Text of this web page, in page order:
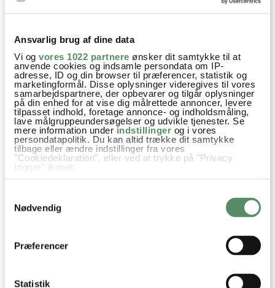
Ansvarlig brug af dine data
Vi og vores 1022 partnere ønsker dit samtykke til at
anvende cookies og indsamle persondata om IP-
adresse, ID og din browser til præferencer, statistik og
marketingformål. Disse oplysninger videregives til vores
samarbejdspartnere, der opbevarer og tilgår oplysninger
på din enhed for at vise dig målrettede annoncer, levere
tilpasset indhold, foretage annonce- og indholdsmåling,
lave målgruppeundersøgelser og udvikle tjenester. Se
mere information underindstillinger og i vores
persondatapolitik. Du kan altid trække dit samtykke
tilbage eller ændre indstillinger fra vores
"Cookiedeklaration", eller ved at trykke på "Privacy
trigger" ikonet.
Indsamle præcise oplysninger om din placering,
der kan være nøjagtig inden for få meter
Identificere din enhed baseret på en scanning af
Nødvendig
Præferencer
Statistik
PULLED PORK I OVN
BRAISERET SVINENAKKE
MED ÆBLER OG TIMIAN
Aftensmad Gryderetter Mexicansk Opskrifter
Simremad Oksekød Hvidløg Spidskommen Kanel